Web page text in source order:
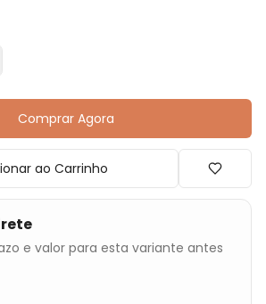
Comprar Agora
ao Carrinho
e valor para esta variante antes